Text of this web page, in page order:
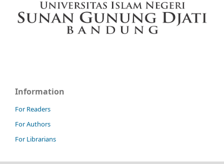
Information
For Readers
For Authors
For Librarians